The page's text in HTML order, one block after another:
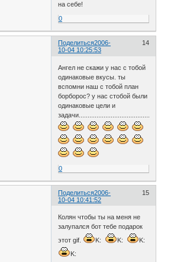
на себе!
0
Поделиться 14
2006-
10-04 10:25:53
Ангел не скажи у нас с тобой
одинаковые вкусы. ты
вспомни наш с тобой план
борборос? у нас стобой были
одинаковые цели и
задачи....................................................
0
Поделиться 15
2006-
10-04 10:41:52
Колян чтобы ты на меня не
залупался бот тебе подарок
этот gif.
K: K:
K:
K: